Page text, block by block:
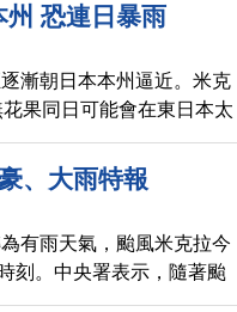
州 恐連日暴雨
漸朝日本本州逼近。米克
果同日可能會在東日本太
氣壓影響，西日本到東日
將持續下豪雨。
、大雨特報
有雨天氣，颱風米克拉今
刻。中央署表示，隨著颱
增強影響，台灣南部地區